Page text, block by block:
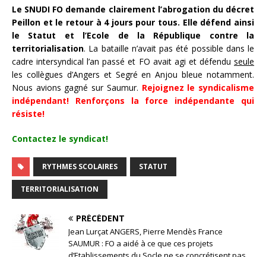
Le SNUDI FO demande clairement l’abrogation du décret
Peillon et le retour à 4 jours pour tous. Elle défend ainsi
le Statut et l’Ecole de la République contre la
territorialisation. La bataille n’avait pas été possible dans le
cadre intersyndical l’an passé et FO avait agi et défendu seule
les collègues d’Angers et Segré en Anjou bleue notamment.
Nous avions gagné sur Saumur. Rejoignez le syndicalisme
indépendant! Renforçons la force indépendante qui
résiste!
Contactez le syndicat!
RYTHMES SCOLAIRES STATUT
TERRITORIALISATION
PRÉCÉDENT
Jean Lurçat ANGERS, Pierre Mendès France
SAUMUR : FO a aidé à ce que ces projets